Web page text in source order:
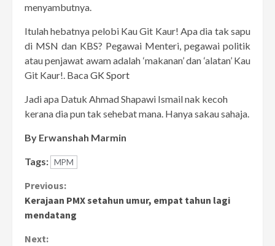
menyambutnya.
Itulah hebatnya pelobi Kau Git Kaur! Apa dia tak sapu
di MSN dan KBS? Pegawai Menteri, pegawai politik
atau penjawat awam adalah ‘makanan’ dan ‘alatan’ Kau
Git Kaur!. BacaGK Sport
Jadi apa Datuk Ahmad Shapawi Ismail nak kecoh
kerana dia pun tak sehebat mana. Hanya sakau sahaja.
By Erwanshah Marmin
Tags: MPM
Continue
Reading
Previous:
Kerajaan PMX setahun umur, empat tahun lagi
mendatang
Next: